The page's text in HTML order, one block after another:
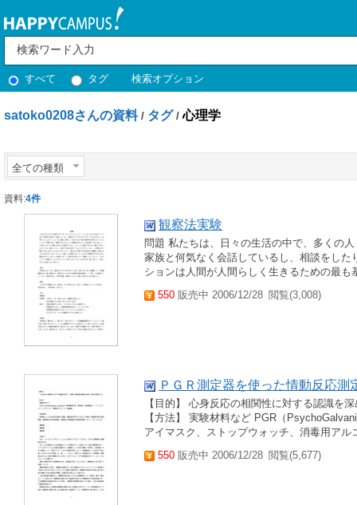
すべて タグ 検索オプション
satoko0208さんの資料 / タグ / 心理学
全ての種類
資料:4件
観察法実験
問題 私たちは、日々の生活の中で、多くの
家族と何気なく会話しているし、相談をし
ションは人間が人間らしく生きるための最
550 販売中 2006/12/28 閲覧(3,008)
ＰＧＲ測定器を使った情動反応測
【目的】 心身反応の相関性に対する認識を
【方法】 実験材料など PGR（
アイマスク、ストップウォッチ、消毒用ア
550 販売中 2006/12/28 閲覧(5,677)